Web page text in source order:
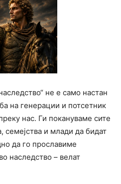
не е само настан
на генерации и потсетник
нас. Ги покануваме сите
семејства и млади да бидат
да го прославиме
наследство – велат